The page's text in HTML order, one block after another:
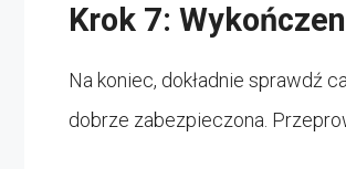
Krok 7:
Na koniec, dokładnie sprawdź
dobrze zabezpieczona.